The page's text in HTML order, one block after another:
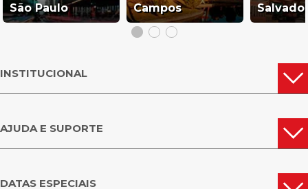
São Paulo
Campos
INSTITUCIONAL
AJUDA E SUPORTE
DATAS ESPECIAIS